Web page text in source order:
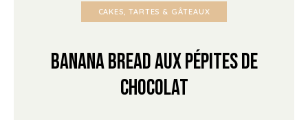
CAKES, TARTES & GÂTEAUX
Banana Bread aux pépites de
chocolat